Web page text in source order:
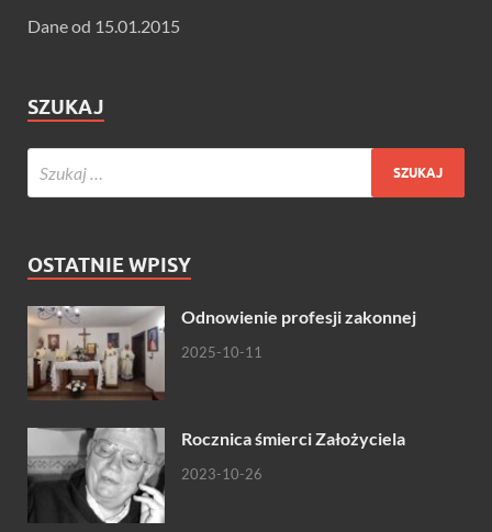
Dane od 15.01.2015
SZUKAJ
OSTATNIE WPISY
Odnowienie profesji zakonnej
2025-10-11
Rocznica śmierci Założyciela
2023-10-26